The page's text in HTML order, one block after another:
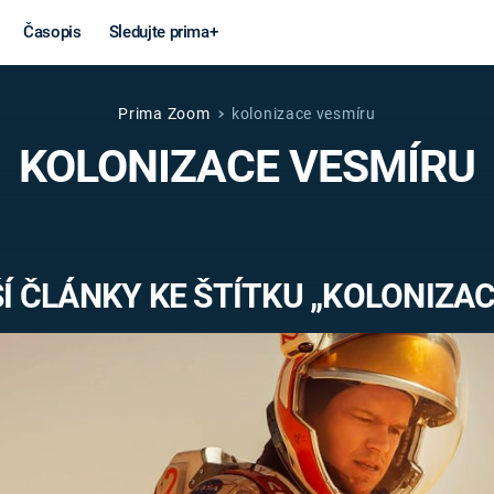
Časopis Sledujte prima+
Věda a
technika
MARS
Války
VÁLEČNÉ
Záhady a
Prima Zoom kolonizace vesmíru
KOLONIZACE VESMÍRU
ČLÁNKY KE ŠTÍTKU